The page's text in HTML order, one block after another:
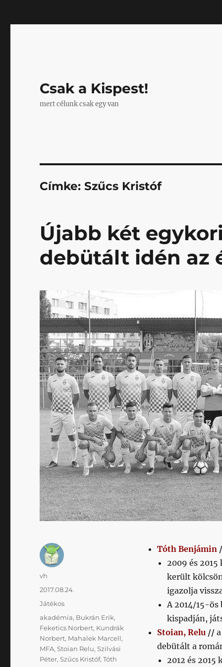
Csak a Kispest!
mert célunk csak egy van
Címke:Szűcs Kristóf
Újabb két
debütált idén az
Tóth Benjámin
2009 és
került
igazolja
A 2014/15-
kispadján,
Stoian, Relu //
debütált a
2012 és
Szerző
vh
Közzétéve
2017.08.24.
Kategória
Játékos
Címke
akadémia, Bukrán Erik,
Feketics Norbert, Kundrák
Norbert, Mahalek Marcell,
MFA,Stoian Relu,Szilvási
Péter,Szűcs Kristóf,Tóth